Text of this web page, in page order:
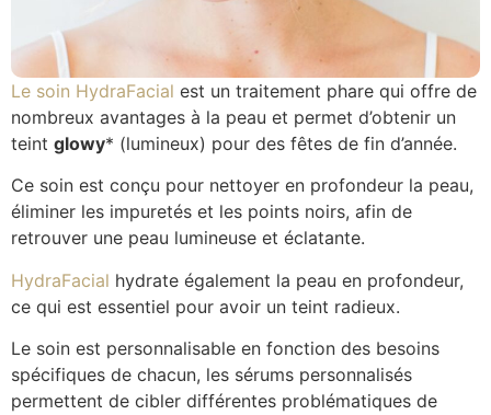
Le soin HydraFacial est un traitement phare qui offre de
nombreux avantages à la peau et permet d’obtenir un
teint glowy* (lumineux) pour des fêtes de fin d’année.
Ce soin est conçu pour nettoyer en profondeur la peau,
éliminer les impuretés et les points noirs, afin de
retrouver une peau lumineuse et éclatante.
HydraFacial hydrate également la peau en profondeur,
ce qui est essentiel pour avoir un teint radieux.
Le soin est personnalisable en fonction des besoins
spécifiques de chacun, les sérums personnalisés
permettent de cibler différentes problématiques de